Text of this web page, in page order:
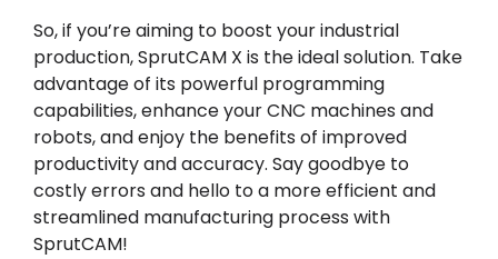
So, if you’re aiming to boost your industrial
production, SprutCAM X is the ideal solution. Take
advantage of its powerful programming
capabilities, enhance your CNC machines and
robots, and enjoy the benefits of improved
productivity and accuracy. Say goodbye to
costly errors and hello to a more efficient and
streamlined manufacturing process with
SprutCAM!